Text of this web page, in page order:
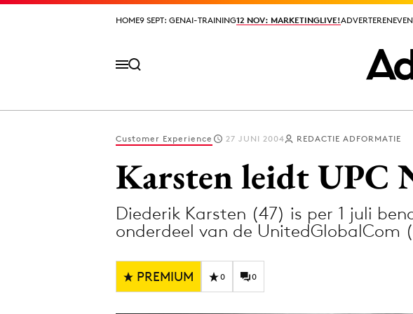
HOME9 SEPT: GENAI-TRAINING12 NOV: MARKETINGLIVE!ADVERTEREN
HOME9 SEPT: GENAI-TRAINING12 NOV: MARKETINGLIVE!ADVERTEREN
Digital transformation
Diversiteit
Customer Experience 27 JUNI 2004 REDACTIE ADFORMATIE
Karsten leidt UPC
Diederik Karsten (47) is per 1 juli
onderdeel van de UnitedGlobalCom
PREMIUM 0 0